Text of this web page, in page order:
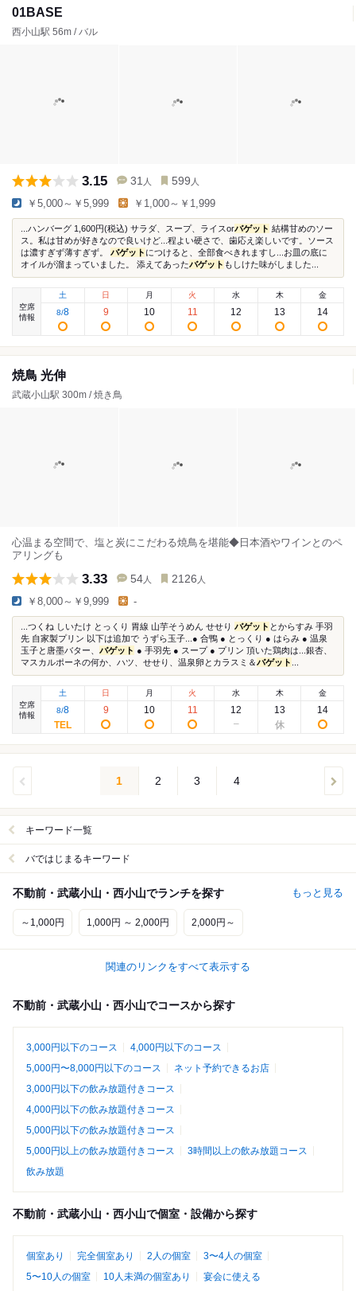
01BASE
西小山駅 56m / バル
3.15 31 人 599 人
￥5,000～￥5,999 ￥1,000～￥1,999
...ハンバーグ 1,600円(税込) サラダ、スープ、ライスorバゲット 結構甘めのソー
ス。私は甘めが好きなので良いけど...程よい硬さで、歯応え楽しいです。ソース
は濃すぎず薄すぎず。 バゲット につけると、全部食べきれますし...お皿の底に
オイルが溜まっていました。 添えてあったバゲット もしけた味がしました...
空席
情報
土
8/8
日
9
月
10
火
11
水
12
木
13
金
14
焼鳥 光伸
武蔵小山駅 300m / 焼き鳥
心温まる空間で、塩と炭にこだわる焼鳥を堪能◆日本酒やワインとのペ
アリングも
3.33 54 人 2126 人
￥8,000～￥9,999 -
...つくね しいたけ とっくり 胃線 山芋そうめん せせり バゲット とからすみ 手羽
先 自家製プリン 以下は追加で うずら玉子...● 合鴨 ● とっくり ● はらみ ● 温泉
玉子と唐墨バター、 バゲット ● 手羽先 ● スープ ● プリン 頂いた鶏肉は...銀杏、
マスカルポーネの何か、ハツ、せせり、温泉卵とカラスミ＆バゲット
空席
情報
土
8/8
日
9
月
10
火
11
水
12
木
13
金
14
1 2 3 4
キーワード一覧
バではじまるキーワード
不動前・武蔵小山・西小山でランチを探す もっと見る
～1,000円 1,000円 ～ 2,000円 2,000円～
関連のリンクをすべて表示する
不動前・武蔵小山・西小山でコースから探す
3,000円以下のコース
4,000円以下のコース
5,000円〜8,000円以下のコース
ネット予約できるお店
3,000円以下の飲み放題付きコース
4,000円以下の飲み放題付きコース
5,000円以下の飲み放題付きコース
5,000円以上の飲み放題付きコース
3時間以上の飲み放題コース
飲み放題
不動前・武蔵小山・西小山で個室・設備から探す
個室あり 完全個室あり 2人の個室
3〜4人の個室
5〜10人の個室
10人未満の個室あり 宴会に使える